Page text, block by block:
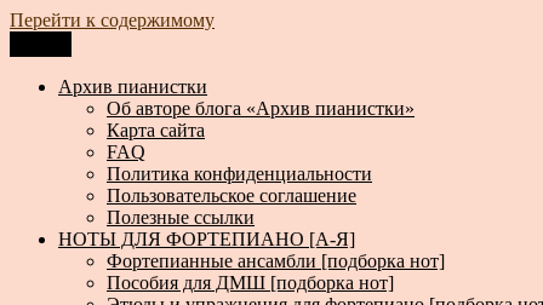
Перейти к содержимому
Архив пианистки
Всё для пианистов: ноты, книги, музыка, статьи…
Архив пианистки
Об авторе блога «Архив пианистки»
Карта сайта
FAQ
Политика конфиденциальности
Пользовательское соглашение
Полезные ссылки
НОТЫ ДЛЯ ФОРТЕПИАНО [А-Я]
Фортепианные ансамбли [подборка нот]
Пособия для ДМШ [подборка нот]